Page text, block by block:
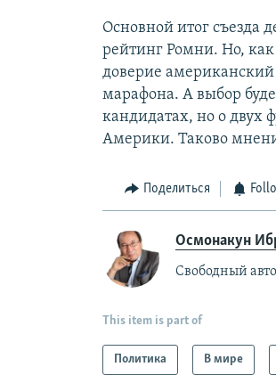
Основной итог съезда
рейтинг Ромни. Но,
доверие американский
марафона. А выбор
кандидатах, но о двух
Америки. Таково
Поделиться
Осмонакун
Свободный
This item is part of
Политика В мире